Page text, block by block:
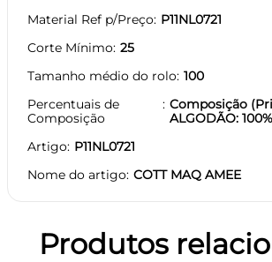
Material Ref p/Preço P11NL0721
Corte Mínimo 25
Tamanho médio do rolo 100
Percentuais de
Composição
Composição
ALGODÃO: 100%
Artigo P11NL0721
Nome do artigo COTT MAQ AMEE
Produtos